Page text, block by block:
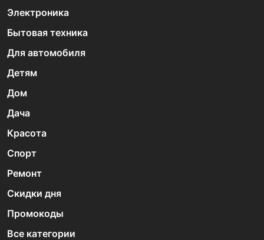
Электроника
Бытовая техника
Для автомобиля
Детям
Дом
Дача
Красота
Спорт
Ремонт
Скидки дня
Промокоды
Все категории